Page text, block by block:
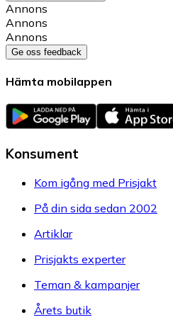
Annons
Annons
Annons
Ge oss feedback
Hämta mobilappen
Konsument
Kom igång med Prisjakt
På din sida sedan 2002
Artiklar
Prisjakts experter
Teman & kampanjer
Årets butik